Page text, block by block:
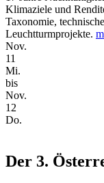
Klimaziele und
Taxonomie,
Leuchtturmprojekte.
Nov.
11
Mi.
bis
Nov.
12
Do.
Der 3.